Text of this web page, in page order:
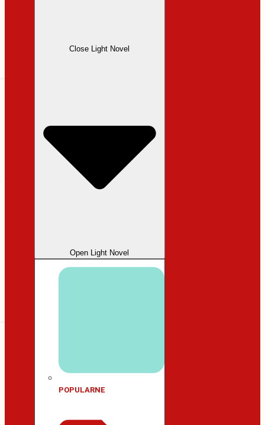
Close Light Novel
Open Light Novel
POPULARNE